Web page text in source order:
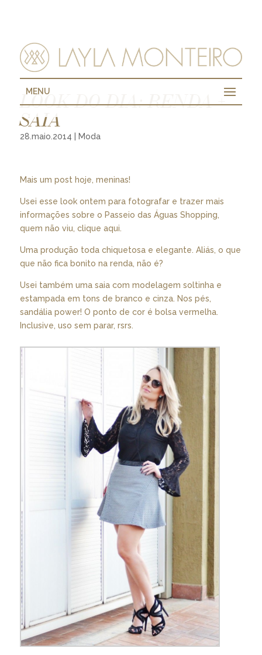
MENU
LOOK DO DIA: RENDA +
SAIA
28.maio.2014 Moda
Mais um post hoje, meninas!
Usei esse look ontem para fotografar e trazer mais
informações sobre o Passeio das Águas Shopping,
quem não viu, clique aqui.
Uma produção toda chiquetosa e elegante. Aliás, o que
que não fica bonito na renda, não é?
Usei também uma saia com modelagem soltinha e
estampada em tons de branco e cinza. Nos pés,
sandália power! O ponto de cor é bolsa vermelha.
Inclusive, uso sem parar, rsrs.